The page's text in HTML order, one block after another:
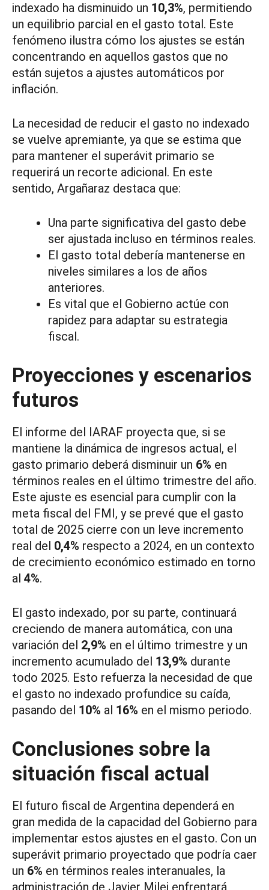
indexado ha disminuido un 10,3%, permitiendo
un equilibrio parcial en el gasto total. Este
fenómeno ilustra cómo los ajustes se están
concentrando en aquellos gastos que no
están sujetos a ajustes automáticos por
inflación.
La necesidad de reducir el gasto no indexado
se vuelve apremiante, ya que se estima que
para mantener el superávit primario se
requerirá un recorte adicional. En este
sentido, Argañaraz destaca que:
Una parte significativa del gasto debe
ser ajustada incluso en términos reales.
El gasto total debería mantenerse en
niveles similares a los de años
anteriores.
Es vital que el Gobierno actúe con
rapidez para adaptar su estrategia
fiscal.
Proyecciones y escenarios
futuros
El informe del IARAF proyecta que, si se
mantiene la dinámica de ingresos actual, el
gasto primario deberá disminuir un 6% en
términos reales en el último trimestre del año.
Este ajuste es esencial para cumplir con la
meta fiscal del FMI, y se prevé que el gasto
total de 2025 cierre con un leve incremento
real del 0,4% respecto a 2024, en un contexto
de crecimiento económico estimado en torno
al 4%.
El gasto indexado, por su parte, continuará
creciendo de manera automática, con una
variación del 2,9% en el último trimestre y un
incremento acumulado del 13,9% durante
todo 2025. Esto refuerza la necesidad de que
el gasto no indexado profundice su caída,
pasando del 10% al 16% en el mismo periodo.
Conclusiones sobre la
situación fiscal actual
El futuro fiscal de Argentina dependerá en
gran medida de la capacidad del Gobierno para
implementar estos ajustes en el gasto. Con un
superávit primario proyectado que podría caer
un 6% en términos reales interanuales, la
administración de Javier Milei enfrentará